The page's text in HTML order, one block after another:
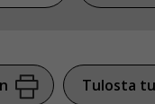
Tulosta